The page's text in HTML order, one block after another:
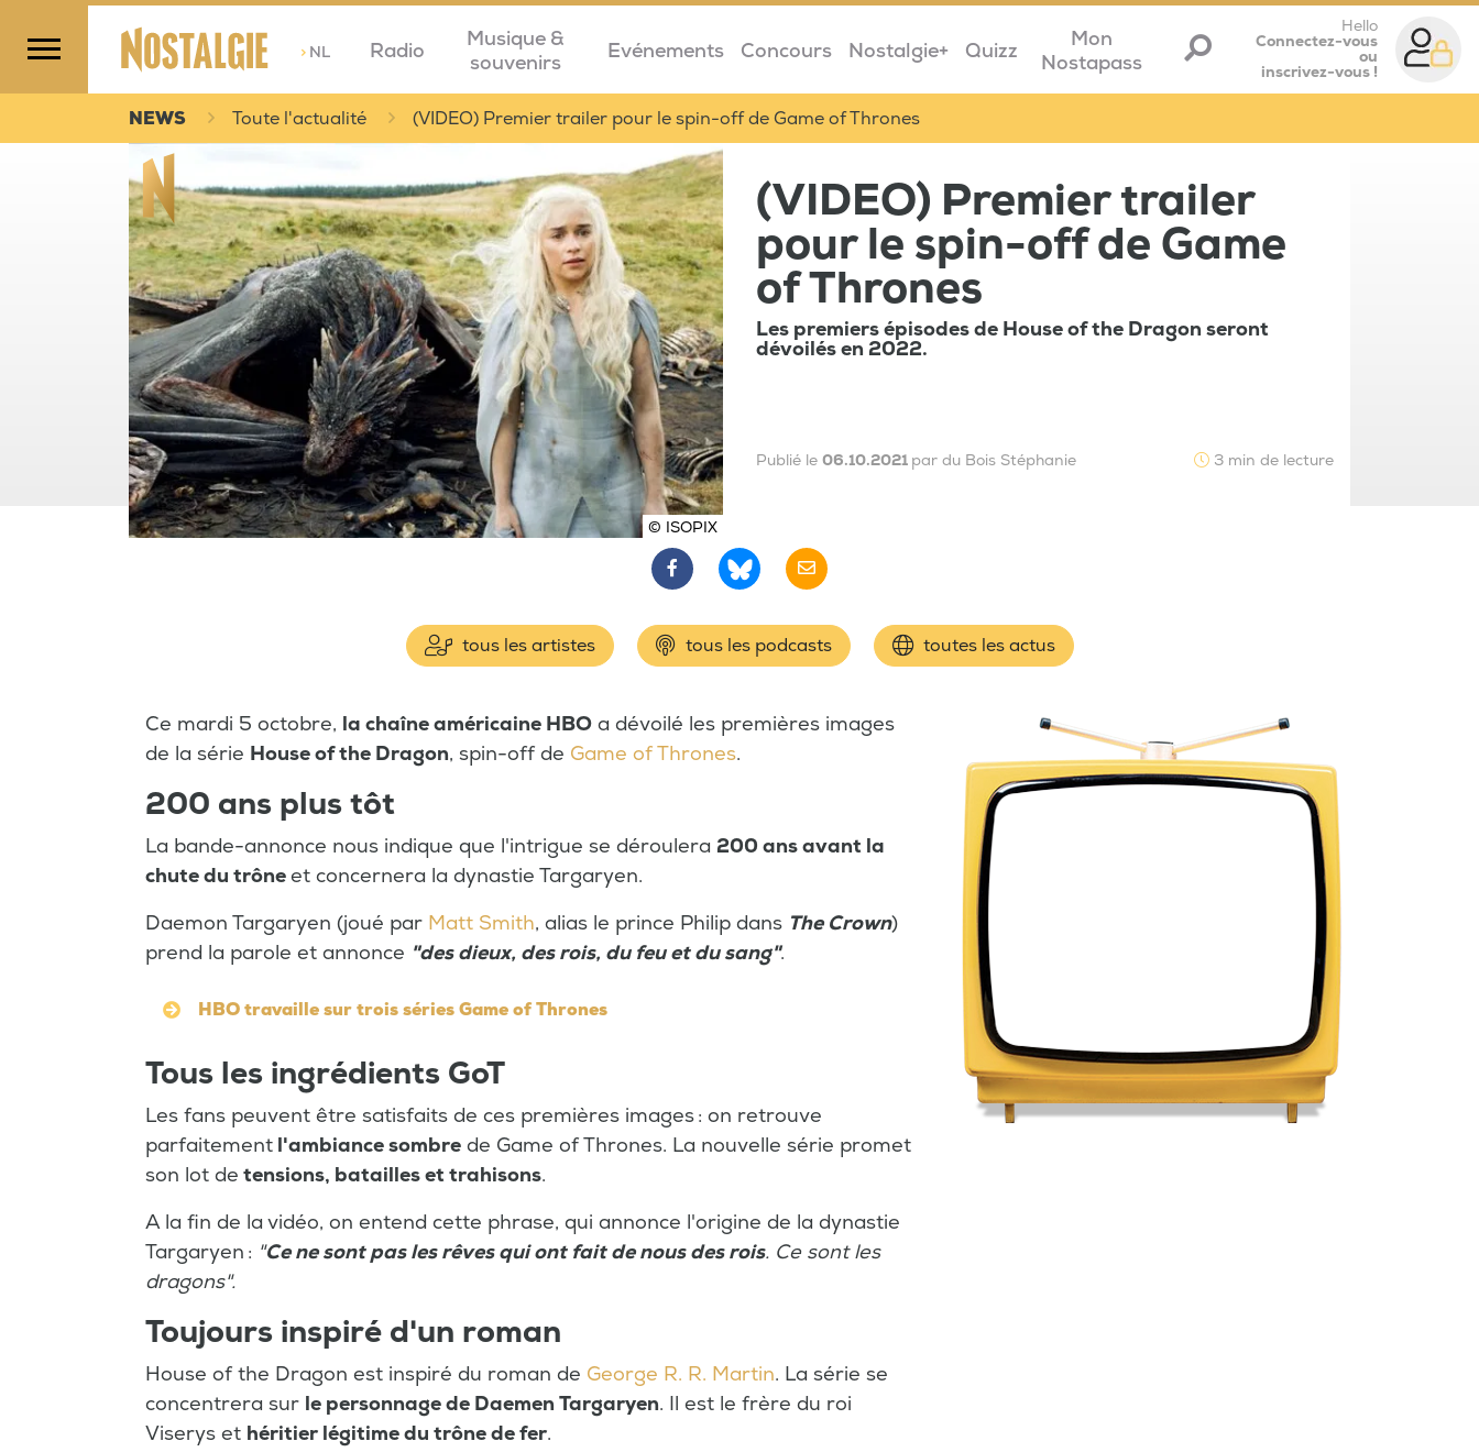
>NL Radio
Musique &
souvenirs
Evénements Concours Nostalgie+ Quizz
Mon
Nostapass
Hello
Connectez-vous
ou
inscrivez-vous !
NEWS Toute l'actualité (VIDEO) Premier trailer pour le spin-off de Game of Thrones
© ISOPIX
(VIDEO) Premier trailer
pour le spin-off de Game
of Thrones
Les premiers épisodes de House of the Dragon seront
dévoilés en 2022.
Publié le 06.10.2021 par du Bois Stéphanie 3 min de lecture
tous les artistes tous les podcasts toutes les actus
Ce mardi 5 octobre, la chaîne américaine HBO a dévoilé les premières images
de la série House of the Dragon, spin-off de Game of Thrones.
200 ans plus tôt
La bande-annonce nous indique que l'intrigue se déroulera 200 ans avant la
chute du trôneet concernera la dynastie Targaryen.
Daemon Targaryen (joué par Matt Smith, alias le prince Philip dans The Crown)
prend la parole et annonce "des dieux, des rois, du feu et du sang".
HBO travaille sur trois séries Game of Thrones
Tous les ingrédients GoT
Les fans peuvent être satisfaits de ces premières images : on retrouve
parfaitement l'ambiance sombre de Game of Thrones. La nouvelle série promet
son lot de tensions, batailles et trahisons.
A la fin de la vidéo, on entend cette phrase, qui annonce l'origine de la dynastie
Targaryen : "Ce ne sont pas les rêves qui ont fait de nous des rois. Ce sont les
dragons".
Toujours inspiré d'un roman
House of the Dragon est inspiré du roman de George R. R. Martin. La série se
concentrera sur le personnage de Daemen Targaryen. Il est le frère du roi
Viserys et héritier légitime du trône de fer.